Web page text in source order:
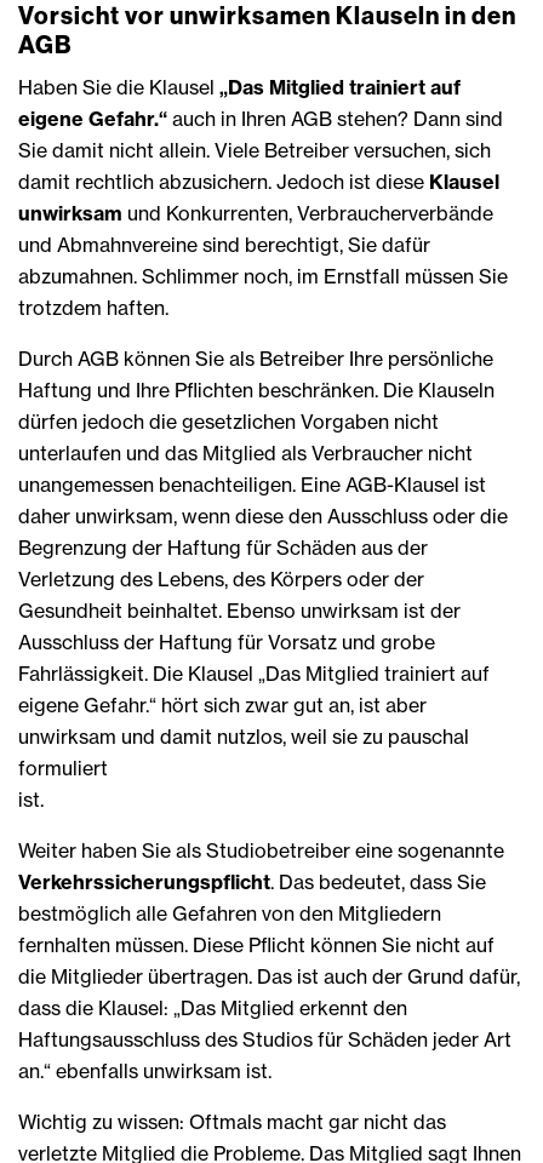
Vorsicht vor unwirksamen Klauseln in den
AGB
Haben Sie die Klausel „Das Mitglied trainiert auf
eigene Gefahr.“ auch in Ihren AGB stehen? Dann sind
Sie damit nicht allein. Viele Betreiber versuchen, sich
damit rechtlich abzusichern. Jedoch ist diese Klausel
unwirksam und Konkurrenten, Verbraucherverbände
und Abmahnvereine sind berechtigt, Sie dafür
abzumahnen. Schlimmer noch, im Ernstfall müssen Sie
trotzdem haften.
Durch AGB können Sie als Betreiber Ihre persönliche
Haftung und Ihre Pflichten beschränken. Die Klauseln
dürfen jedoch die gesetzlichen Vorgaben nicht
unterlaufen und das Mitglied als Verbraucher nicht
unangemessen benachteiligen. Eine AGB-Klausel ist
daher unwirksam, wenn diese den Ausschluss oder die
Begrenzung der Haftung für Schäden aus der
Verletzung des Lebens, des Körpers oder der
Gesundheit beinhaltet. Ebenso unwirksam ist der
Ausschluss der Haftung für Vorsatz und grobe
Fahrlässigkeit. Die Klausel „Das Mitglied trainiert auf
eigene Gefahr.“ hört sich zwar gut an, ist aber
unwirksam und damit nutzlos, weil sie zu pauschal
formuliert
ist.
Weiter haben Sie als Studiobetreiber eine sogenannte
Verkehrssicherungspflicht. Das bedeutet, dass Sie
bestmöglich alle Gefahren von den Mitgliedern
fernhalten müssen. Diese Pflicht können Sie nicht auf
die Mitglieder übertragen. Das ist auch der Grund dafür,
dass die Klausel: „Das Mitglied erkennt den
Haftungsausschluss des Studios für Schäden jeder Art
an.“ ebenfalls unwirksam ist.
Wichtig zu wissen: Oftmals macht gar nicht das
verletzte Mitglied die Probleme. Das Mitglied sagt Ihnen